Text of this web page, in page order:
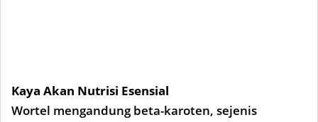
Kaya Akan Nutrisi Esensial
Wortel mengandung beta-karoten, sejenis